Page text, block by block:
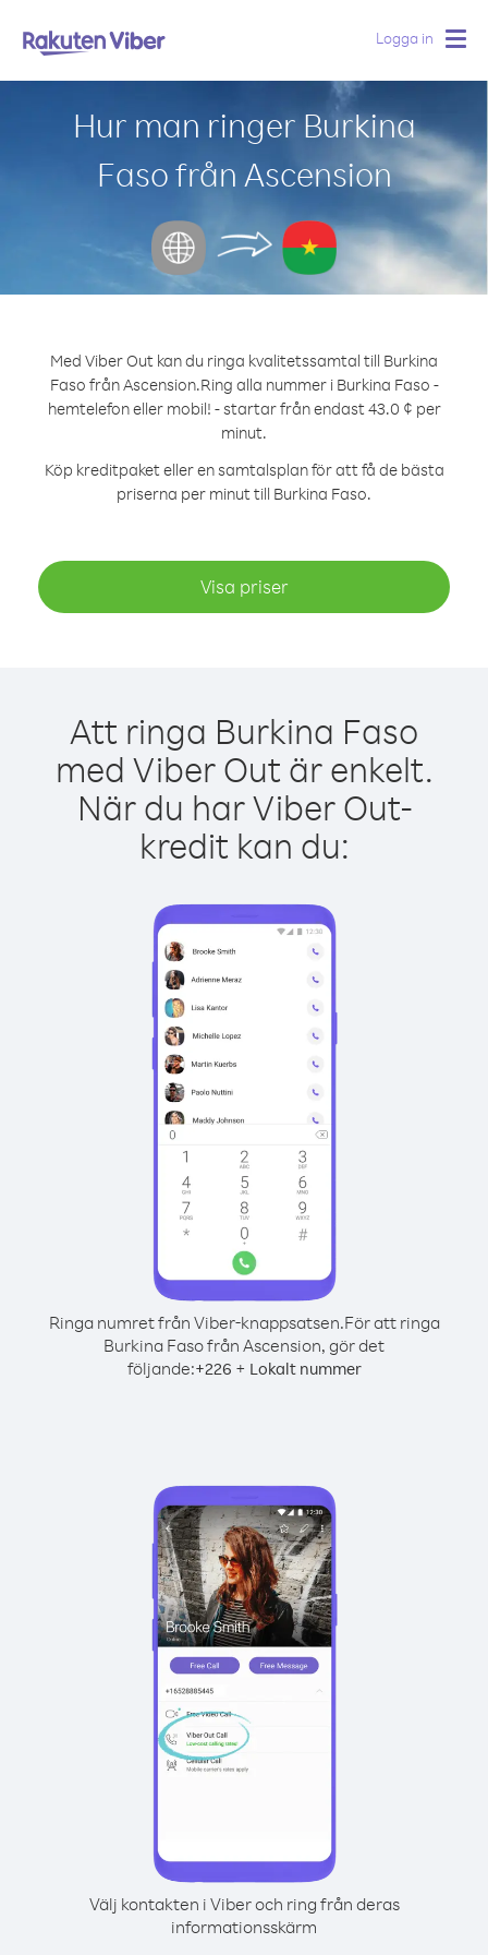
Logga in
Hur man ringer Burkina
Faso från Ascension
Med Viber Out kan du ringa kvalitetssamtal till Burkina
Faso från Ascension.Ring alla nummer i Burkina Faso -
hemtelefon eller mobil! - startar från endast 43.0 ¢ per
minut.
Köp kreditpaket eller en samtalsplan för att få de bästa
priserna per minut till Burkina Faso.
Visa priser
Att ringa Burkina Faso
med Viber Out är enkelt.
När du har Viber Out-
kredit kan du:
Ringa numret från Viber-knappsatsen.För att ringa
Burkina Faso från Ascension, gör det
följande:+226 + Lokalt nummer
Välj kontakten i Viber och ring från deras
informationsskärm